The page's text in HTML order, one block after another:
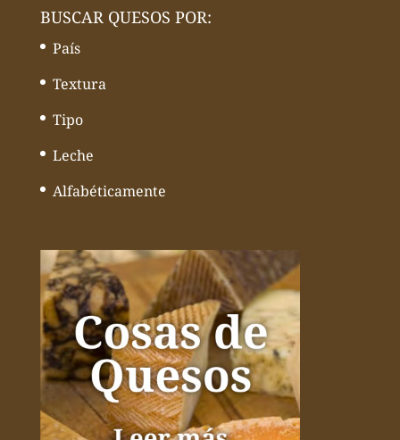
BUSCAR QUESOS POR:
País
Textura
Tipo
Leche
Alfabéticamente